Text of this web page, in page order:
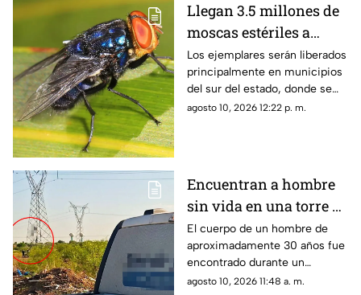
Llegan 3.5 millones de
moscas estériles a
Chihuahua para frenar
avance del gusano
barrenador
Los ejemplares serán liberados
principalmente en municipios
del sur del estado, donde se
busca contener la expansión
agosto 10, 2026 12:22 p. m.
Encuentran a hombre
sin vida en una torre de
alta tensión en la
colonia Sierra Azul
El cuerpo de un hombre de
aproximadamente 30 años fue
encontrado durante un
recorrido policial en una zona
agosto 10, 2026 11:48 a. m.